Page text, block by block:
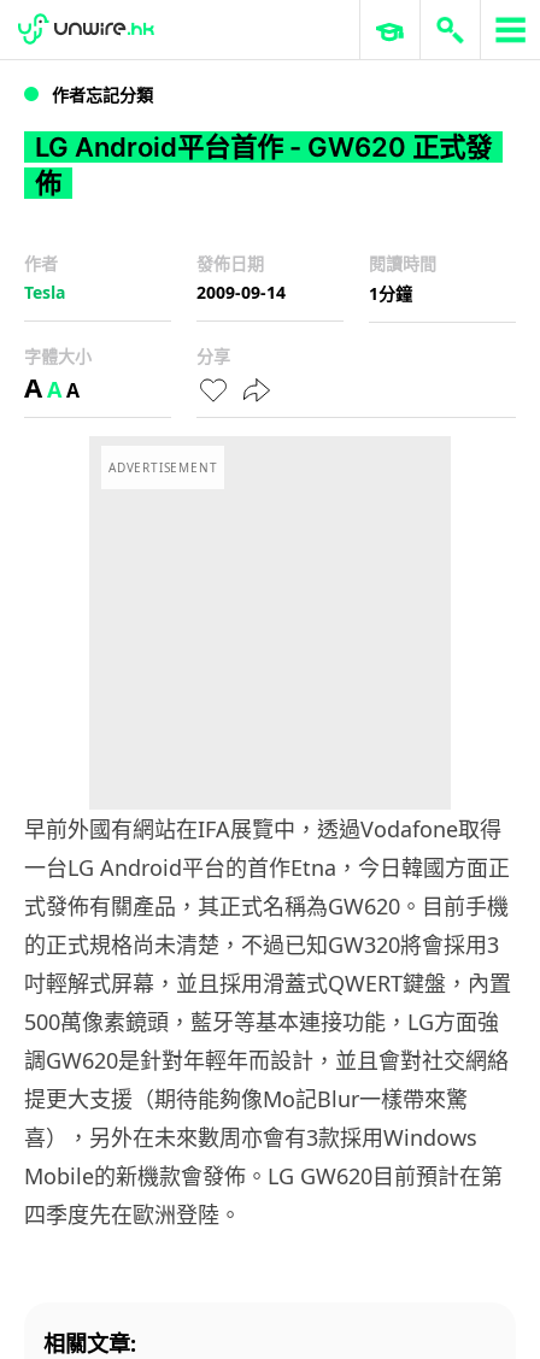
LG Android平台首作 - GW620 正式發佈
WWDC 2026 ERP 與商業 AI
作者忘記分類
LG Android平台首作 - GW620 正式發
佈
作者
Tesla
發佈日期
2009-09-14
閱讀時間
1分鐘
字體大小
AAA
分享
ADVERTISEMENT
早前外國有網站在IFA展覽中，透過Vodafone取得
一台LG Android平台的首作Etna，今日韓國方面正
式發佈有關產品，其正式名稱為GW620。目前手機
的正式規格尚未清楚，不過已知GW320將會採用3
吋輕解式屏幕，並且採用滑蓋式QWERT鍵盤，內置
500萬像素鏡頭，藍牙等基本連接功能，LG方面強
調GW620是針對年輕年而設計，並且會對社交網絡
提更大支援（期待能夠像Mo記Blur一樣帶來驚
喜），另外在未來數周亦會有3款採用Windows
Mobile的新機款會發佈。LG GW620目前預計在第
四季度先在歐洲登陸。
相關文章: